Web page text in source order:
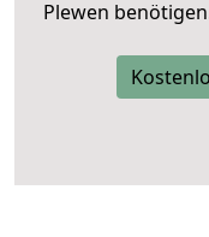
Plewen